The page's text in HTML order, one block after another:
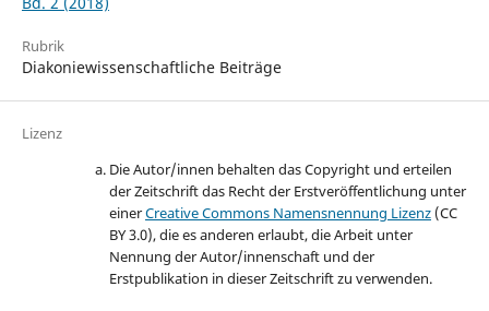
Rubrik
Diakoniewissenschaftliche Beiträge
Lizenz
Die Autor/innen behalten das Copyright und erteilen
der Zeitschrift das Recht der Erstveröffentlichung unter
einerCreative Commons Namensnennung Lizenz(CC
BY 3.0), die es anderen erlaubt, die Arbeit unter
Nennung der Autor/innenschaft und der
Erstpublikation in dieser Zeitschrift zu verwenden.